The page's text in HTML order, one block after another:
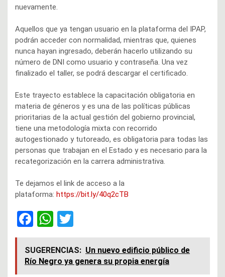
nuevamente.
Aquellos que ya tengan usuario en la plataforma del IPAP,
podrán acceder con normalidad, mientras que, quienes
nunca hayan ingresado, deberán hacerlo utilizando su
número de DNI como usuario y contraseña. Una vez
finalizado el taller, se podrá descargar el certificado.
Este trayecto establece la capacitación obligatoria en
materia de géneros y es una de las políticas públicas
prioritarias de la actual gestión del gobierno provincial,
tiene una metodología mixta con recorrido
autogestionado y tutoreado, es obligatoria para todas las
personas que trabajan en el Estado y es necesario para la
recategorización en la carrera administrativa.
Te dejamos el link de acceso a la
plataforma: https://bit.ly/40q2cTB
F
a
ce
b
W
h
at
s
wi
tt
er
SUGERENCIAS: Un nuevo edificio público de
Río Negro ya genera su propia energía